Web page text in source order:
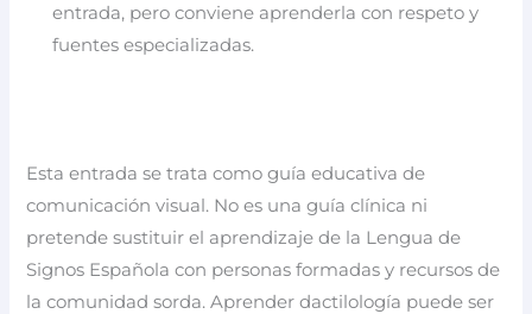
entrada, pero conviene aprenderla con respeto y
fuentes especializadas.
Esta entrada se trata como guía educativa de
comunicación visual. No es una guía clínica ni
pretende sustituir el aprendizaje de la Lengua de
Signos Española con personas formadas y recursos de
la comunidad sorda. Aprender dactilología puede ser